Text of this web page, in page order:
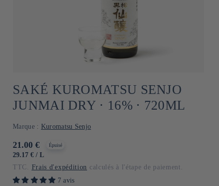
SAKÉ KUROMATSU SENJO
JUNMAI DRY ⋅ 16% ⋅ 720ML
Marque : Kuromatsu Senjo
Prix
habituel
21.00 €
PRIX
29.17 € / PAR
L
Épuisé
TTC. Frais d'expédition calculés à l'étape de paiement.
7 avis